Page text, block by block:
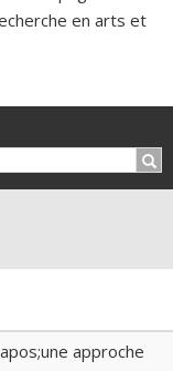
en arts et
approche